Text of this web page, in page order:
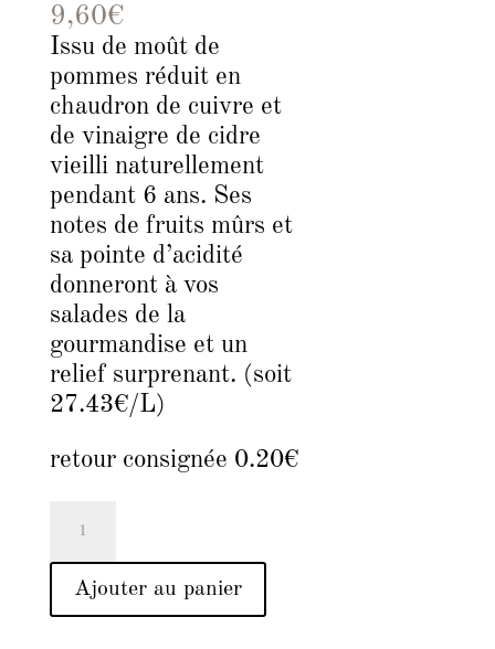
9,60€
Issu de moût de
pommes réduit en
chaudron de cuivre et
de vinaigre de cidre
vieilli naturellement
pendant 6 ans. Ses
notes de fruits mûrs et
sa pointe d’acidité
donneront à vos
salades de la
gourmandise et un
relief surprenant. (soit
27.43€/L)
retour consignée 0.20€
Vinaigre
balsamique
Ajouter au panier